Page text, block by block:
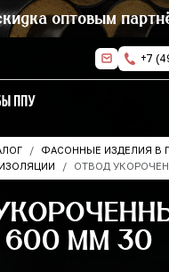
оптовым
+7
ФАСОННЫЕ ИЗДЕЛИЯ В
ОТВОД
ММ 30